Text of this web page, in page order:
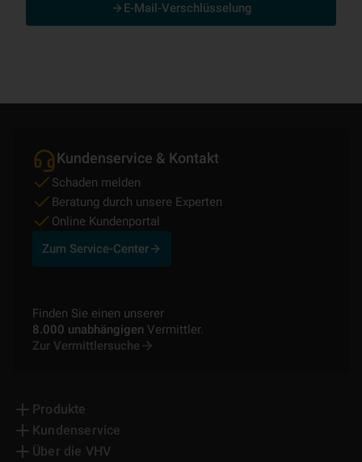
E-Mail-Verschlüsselung
Kundenservice & Kontakt
Schaden melden
Beratung durch unsere Experten
Online Kundenportal
Zum Service-Center
Finden Sie einen unserer
8.000 unabhängigen Vermittler.
Zur Vermittlersuche
Produkte
Kundenservice
Über die VHV